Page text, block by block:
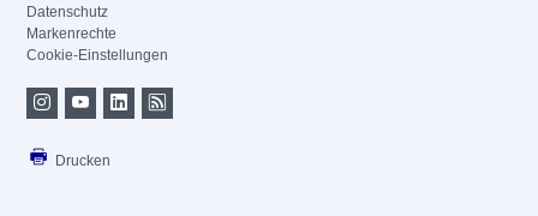
Datenschutz
Markenrechte
Cookie-Einstellungen
Drucken